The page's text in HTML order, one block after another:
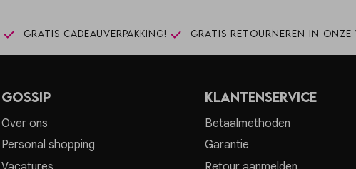
Gratis cadeauverpakking! Gratis retourneren in onze
Gossip
Over ons
Personal shopping
Klantenservice
Betaalmethoden
Garantie